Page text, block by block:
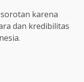
karena
dan kredibilitas